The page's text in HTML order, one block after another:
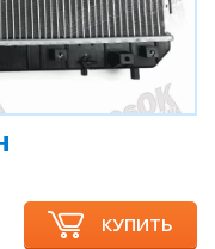
КУПИТЬ